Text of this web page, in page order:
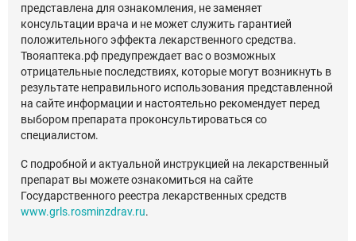
представлена для ознакомления, не заменяет
консультации врача и не может служить гарантией
положительного эффекта лекарственного средства.
Твояаптека.рф предупреждает вас о возможных
отрицательные последствиях, которые могут возникнуть в
результате неправильного использования представленной
на сайте информации и настоятельно рекомендует перед
выбором препарата проконсультироваться со
специалистом.
С подробной и актуальной инструкцией на лекарственный
препарат вы можете ознакомиться на сайте
Государственного реестра лекарственных средств
www.grls.rosminzdrav.ru.